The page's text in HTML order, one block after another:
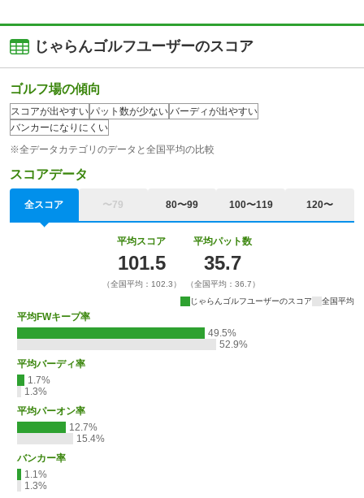
じゃらんゴルフユーザーのスコア
ゴルフ場の傾向
スコアが出やすいパット数が少ないバーディが出やすい
バンカーになりにくい
※全データカテゴリのデータと全国平均の比較
スコアデータ
全スコア 〜79 80〜99 100〜119 120〜
平均スコア
101.5
（全国平均：102.3）
平均パット数
35.7
（全国平均：36.7）
じゃらんゴルフユーザーのスコア
全国平均
平均FWキープ率
49.5%
52.9%
平均バーディ率
1.7%
1.3%
平均パーオン率
12.7%
15.4%
バンカー率
1.1%
1.3%